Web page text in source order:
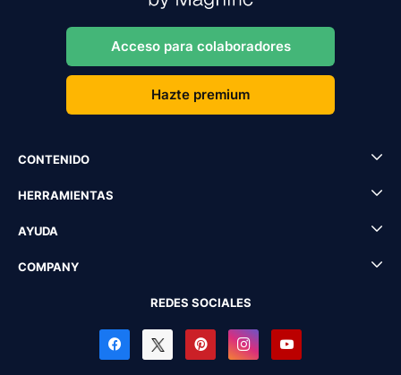
Acceso para colaboradores
Hazte premium
CONTENIDO
HERRAMIENTAS
AYUDA
COMPANY
REDES SOCIALES